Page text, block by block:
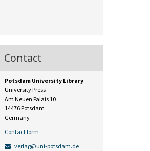
Contact
Potsdam University Library
University Press
Am Neuen Palais 10
14476 Potsdam
Germany
Contact form
verlag@uni-potsdam.de